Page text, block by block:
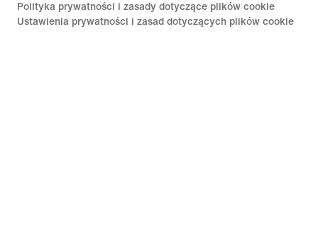
Polityka prywatności i zasady dotyczące plików cookie
Ustawienia prywatności i zasad dotyczących plików cookie